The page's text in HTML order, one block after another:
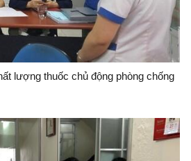
lượng thuốc chủ động phòng chống